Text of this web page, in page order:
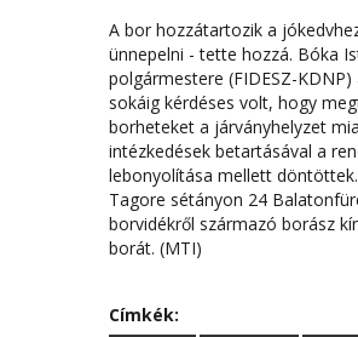
A bor hozzátartozik a
ünnepelni - tette hozzá. Bóka
polgármestere (FIDESZ-
sokáig kérdéses volt, hogy
borheteket a járványhelyzet
intézkedések betartásával a
lebonyolítása mellett
Tagore sétányon 24
borvidékről származó borász
borát. (MTI)
Címkék: